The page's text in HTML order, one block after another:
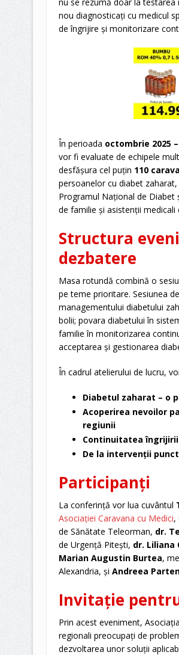
nou diagnosticați cu medicul
de îngrijire și monitorizare
În perioada octombrie 2025
vor fi evaluate de echipele
desfășura cel puțin 110
persoanelor cu diabet
Programul Național de
de familie și asistenții medicali
Structura
dezbatere
Masa rotundă combină o
pe teme prioritare. Sesiunea
managementului diabetului
bolii; povara diabetului în
familie în monitorizarea
acceptarea și gestionarea
În cadrul atelierului de lucru,
Diabetul zaharat – o
Acoperirea nevoilor
regiunii
Continuitatea îngrijirii
De la intervenții
Participanți
La conferință vor lua cuvântul
Asociației Caravana cu Medici,
de Sănătate Teleorman, dr.
de Urgență Pitești, dr. Liliana
Marian Augustin Burtea,
Alexandria, și Andreea
Invitație
Prin acest eveniment,
regionali preocupați de
dezvoltarea unor soluții